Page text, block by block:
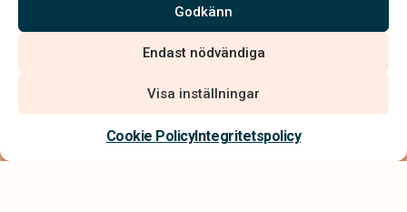
Godkänn
Endast nödvändiga
Visa inställningar
Cookie PolicyIntegritetspolicy
Hitta begravningsbyrå 020 - 99 99 00
Allmänna villkor
Köpvillkor